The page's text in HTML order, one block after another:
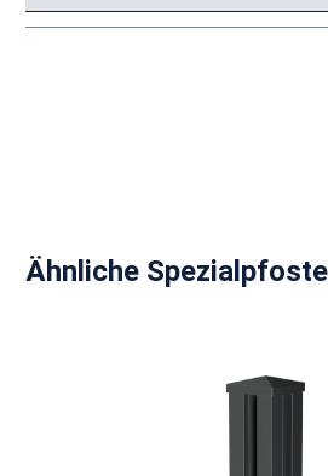
Produktgalerie überspringen
Ähnliche